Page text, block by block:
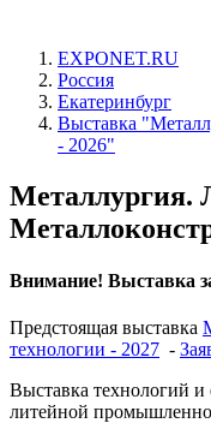
EXPONET.RU
Россия
Екатеринбург
Выставка
- 2026"
Металлургия.
Внимание! Выставка
Предстоящая выставка
технологии - 2027 -
Выставка технологий и
литейной